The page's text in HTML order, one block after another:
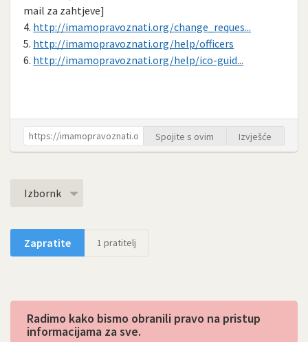
mail za zahtjeve]
4. http://imamopravoznati.org/change_reques...
5. http://imamopravoznati.org/help/officers
6. http://imamopravoznati.org/help/ico-guid...
Spojite s ovim Izvješće
Izbornk
Zapratite 1 pratitelj
Radimo kako bismo obranili pravo na pristup
informacijama za sve.